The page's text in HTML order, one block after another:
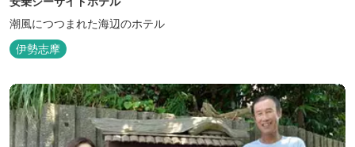
潮風につつまれた海辺のホテル
伊勢志摩